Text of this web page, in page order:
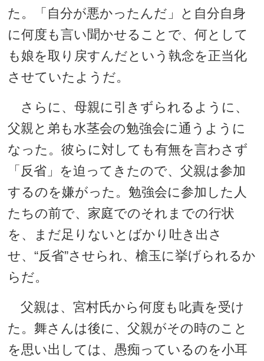
た。「自分が悪かったんだ」と自分自身
に何度も言い聞かせることで、何として
も娘を取り戻すんだという執念を正当化
させていたようだ。
さらに、母親に引きずられるように、
父親と弟も水茎会の勉強会に通うように
なった。彼らに対しても有無を言わさず
「反省」を迫ってきたので、父親は参加
するのを嫌がった。勉強会に参加した人
たちの前で、家庭でのそれまでの行状
を、まだ足りないとばかり吐き出さ
せ、“反省”させられ、槍玉に挙げられるか
らだ。
父親は、宮村氏から何度も叱責を受け
た。舞さんは後に、父親がその時のこと
を思い出しては、愚痴っているのを小耳